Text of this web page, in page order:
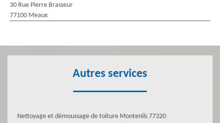
30 Rue Pierre Brasseur
77100 Meaux
Autres services
Nettoyage et démoussage de toiture Montenils 77320